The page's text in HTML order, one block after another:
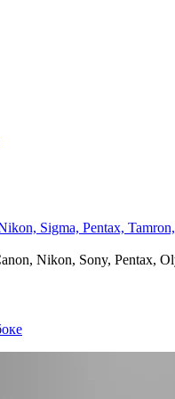
Nikon, Sony, Pentax,